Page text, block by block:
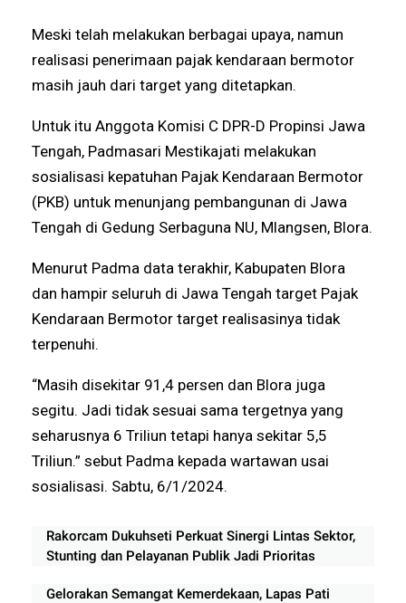
Meski telah melakukan berbagai upaya, namun
realisasi penerimaan pajak kendaraan bermotor
masih jauh dari target yang ditetapkan.
Untuk itu Anggota Komisi C DPR-D Propinsi Jawa
Tengah, Padmasari Mestikajati melakukan
sosialisasi kepatuhan Pajak Kendaraan Bermotor
(PKB) untuk menunjang pembangunan di Jawa
Tengah di Gedung Serbaguna NU, Mlangsen, Blora.
Menurut Padma data terakhir, Kabupaten Blora
dan hampir seluruh di Jawa Tengah target Pajak
Kendaraan Bermotor target realisasinya tidak
terpenuhi.
“Masih disekitar 91,4 persen dan Blora juga
segitu. Jadi tidak sesuai sama tergetnya yang
seharusnya 6 Triliun tetapi hanya sekitar 5,5
Triliun.” sebut Padma kepada wartawan usai
sosialisasi. Sabtu, 6/1/2024.
Rakorcam Dukuhseti Perkuat Sinergi Lintas Sektor,
Stunting dan Pelayanan Publik Jadi Prioritas
Gelorakan Semangat Kemerdekaan, Lapas Pati